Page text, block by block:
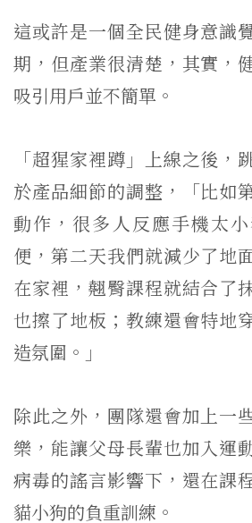
這或許是一個全民健身意識
期，但產業很清楚，其實，
吸引用戶並不簡單。
「超猩家裡蹲」上線之後，
於產品細節的調整，「比如
動作，很多人反應手機太
便，第二天我們就減少了地
在家裡，翹臀課程就結合了
也擦了地板；教練還會特地
造氛圍。」
除此之外，團隊還會加上一
樂，能讓父母長輩也加入運
病毒的謠言影響下，還在課
貓小狗的負重訓練。